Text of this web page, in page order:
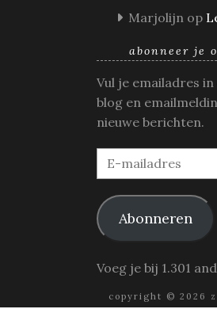
Marjolijn op
abonneer je
Vul je emailadres
blog en
nieuwe berichten.
E-
mailadres
Abonneren
Voeg je bij 1.301
copyright © 2026